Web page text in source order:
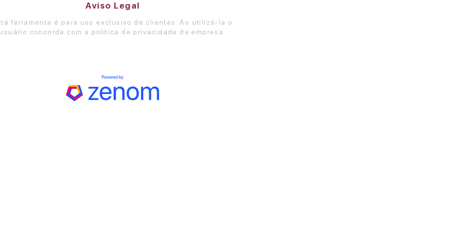
Aviso Legal
ferramenta é para uso exclusivo de clientes. Ao utilizá-la o
concorda com a política de privacidade da empresa.